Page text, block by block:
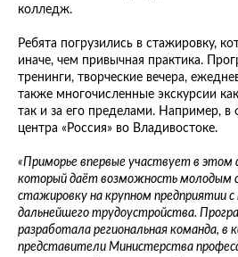
колледж.
Ребята погрузились в стажировку,
иначе, чем привычная практика.
тренинги, творческие вечера,
также многочисленные экскурсии
так и за его пределами. Например,
центра «Россия» во Владивостоке.
«Приморье впервые участвует в этом
который даёт возможность молодым
стажировку на крупном предприятии с
дальнейшего трудоустройства.
разработала региональная команда, в
представители Министерства